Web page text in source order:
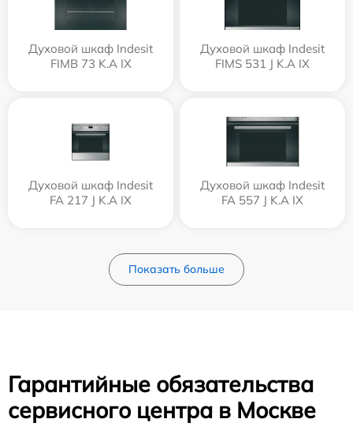
Духовой шкаф Indesit
FIMB 73 K.A IX
Духовой шкаф Indesit
FIMS 531 J K.A IX
Духовой шкаф Indesit
FA 217 J K.A IX
Духовой шкаф Indesit
FA 557 J K.A IX
Показать больше
Гарантийные обязательства
сервисного центра в Москве